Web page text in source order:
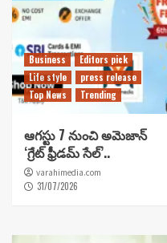
Business
Editors pick
Life style
press release
Top News
Trending
ఆగస్టు 7 నుంచి అమెజాన్
‘గ్రేట్ ఫ్రీడమ్ సేల్’..
varahimedia.com
31/07/2026